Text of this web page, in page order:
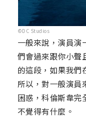
©DC Studios
一般來說，演員
們會過來跟你小聲
的這段，如果我們
所以，對一般演員
困惑，科倫斯韋完
不覺得有什麼。